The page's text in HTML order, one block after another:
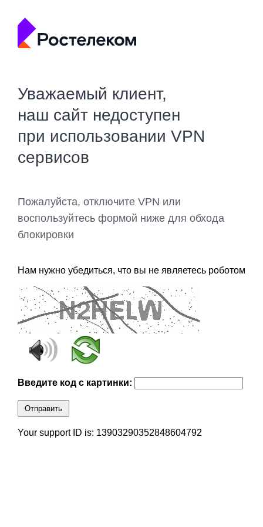
Уважаемый клиент,
наш сайт недоступен
при использовании VPN
сервисов
Пожалуйста, отключите VPN или
воспользуйтесь формой ниже для обхода
блокировки
Нам нужно убедиться, что вы не являетесь роботом
Введите код с картинки:
Отправить
Your support ID is: 13903290352848604792